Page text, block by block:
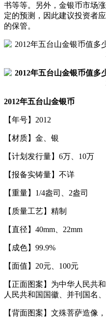
书等等。另外，金银币市场
定的预测，因此建议投资者
的保管。
2012年五台山金银币
【年号】2012
【材质】金、银
【计划发行量】6万、10万
【报备实铸量】不详
【重量】1/4盎司、2盎司
【质量工艺】精制
【直径】40mm、22mm
【成色】99.9%
【面值】20元、100元
【正面图案】为中华人民共
人民共和国国徽、并刊国名
【背面图案】文殊菩萨造像